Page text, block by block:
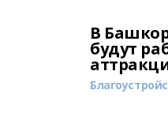
В
будут